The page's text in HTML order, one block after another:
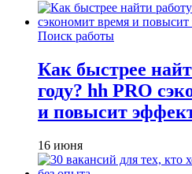
Поиск работы
Как быстрее
году? hh PRO
и повысит
16 июня